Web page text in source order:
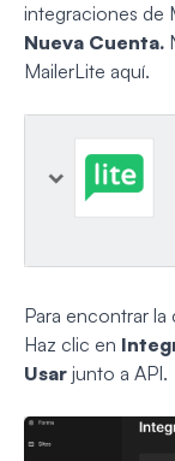
integraciones de
Nueva Cuenta.
MailerLite aquí.
Para encontrar
Haz clic en
Usar junto a API.